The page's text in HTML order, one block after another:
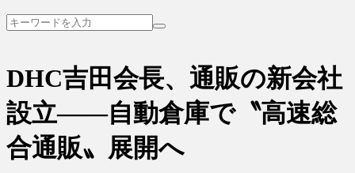
DHC吉田会長、通販の新会社
設立――自動倉庫で〝高速総
合通販〟展開へ